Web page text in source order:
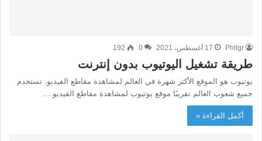
Philgr 17 أغسطس، 2021 0
192
طريقة تشغيل اليوتيوب بدون إنترنت
يوتيوب هو الموقع الأكثر شهرة في العالم لمشاهدة مقاطع الفيديو. تستخدم
جميع شعوب العالم تقريبًا موقع يوتيوب لمشاهدة مقاطع الفيديو.…
أكمل القراءة »